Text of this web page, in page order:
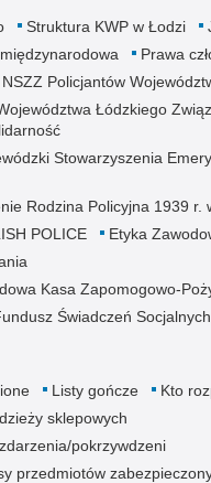
Struktura KWP w Łodzi
Prawa
NSZZ Policjantów
Łódzkiego
Stowarzyszenia
Rodzina Policyjna 1939 r.
POLICE
Etyka
Kasa Zapomogowo-
Świadczeń Socjalnych
Listy gończe
Kto
sklepowych
pokrzywdzeni
przedmiotów